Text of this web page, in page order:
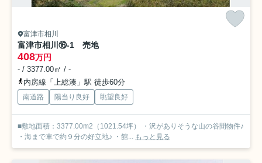
富津市相川
富津市相川⑯-1 売地
408万円
- / 3377.00㎡ / -
内房線「上総湊」駅 徒歩60分
南道路 陽当り良好 眺望良好
■敷地面積：3377.00m2（1021.54坪） ・沢がありそうな山の谷間物件♪
・海まで車で約９分の好立地♪ ・館... もっと見る